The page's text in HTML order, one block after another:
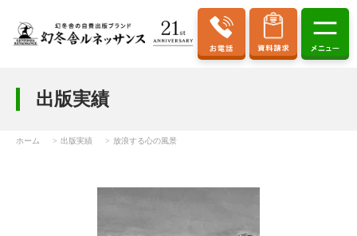
出版実績
ホーム 出版実績 放浪する心の風景